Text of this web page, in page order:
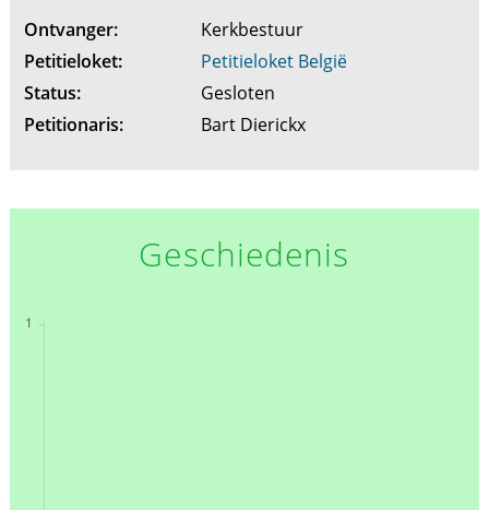
Ontvanger:
Kerkbestuur
Petitieloket:
Petitieloket België
Status:
Gesloten
Petitionaris:
Bart Dierickx
Geschiedenis